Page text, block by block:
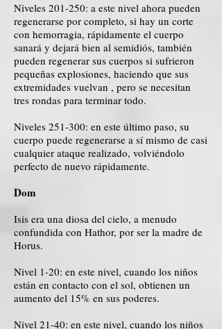
Niveles 201-250: a este nivel ahora pueden
regenerarse por completo, si hay un corte
con hemorragia, rápidamente el cuerpo
sanará y dejará bien al semidiós, también
pueden regenerar sus cuerpos si sufrieron
pequeñas explosiones, haciendo que sus
extremidades vuelvan , pero se necesitan
tres rondas para terminar todo.
Niveles 251-300: en este último paso, su
cuerpo puede regenerarse a sí mismo de casi
cualquier ataque realizado, volviéndolo
perfecto de nuevo rápidamente.
Dom
Isis era una diosa del cielo, a menudo
confundida con Hathor, por ser la madre de
Horus.
Nivel 1-20: en este nivel, cuando los niños
están en contacto con el sol, obtienen un
aumento del 15% en sus poderes.
Nivel 21-40: en este nivel, cuando los niños